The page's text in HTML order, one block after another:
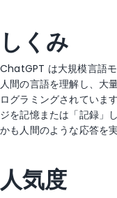
しくみ
ChatGPT は大規模言語
人間の言語を理解し、大
ログラミングされていま
ジを記憶または「記録」
かも人間のような応答を
人気度